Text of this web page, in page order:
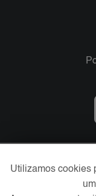
Utilizamos cookies